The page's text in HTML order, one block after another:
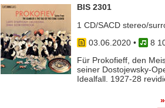
BIS 2301
1 CD/SACD stereo/
03.06.2020•
8
Für Prokofieff, den
seiner Dostojewsky-
Idealfall. 1927-28